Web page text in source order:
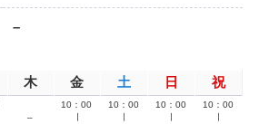
–
木 金 土 日 祝
–
10：00
10：00
10：00
10：00